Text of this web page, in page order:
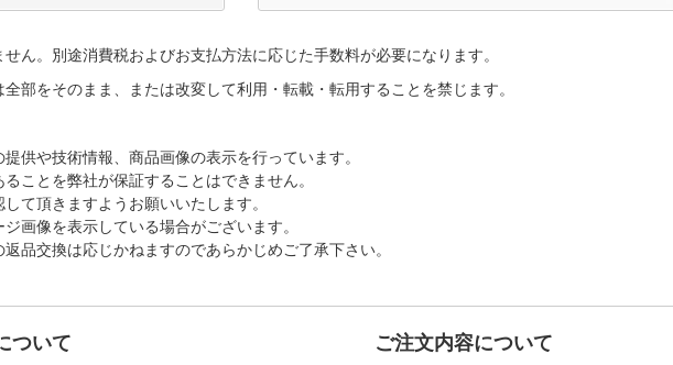
ん。別途消費税およびお支払方法に応じた手数料が必要になります。
部をそのまま、または改変して利用・転載・転用することを禁じます。
供や技術情報、商品画像の表示を行っています。
ことを弊社が保証することはできません。
て頂きますようお願いいたします。
画像を表示している場合がございます。
品交換は応じかねますのであらかじめご了承下さい。
ついて ご注文内容について